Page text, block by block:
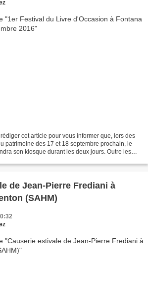
cet article pour vous informer que, lors des
patrimoine des 17 et 18 septembre prochain, le
son kiosque durant les deux jours. Outre les
de Jean-Pierre Frediani à
(SAHM)